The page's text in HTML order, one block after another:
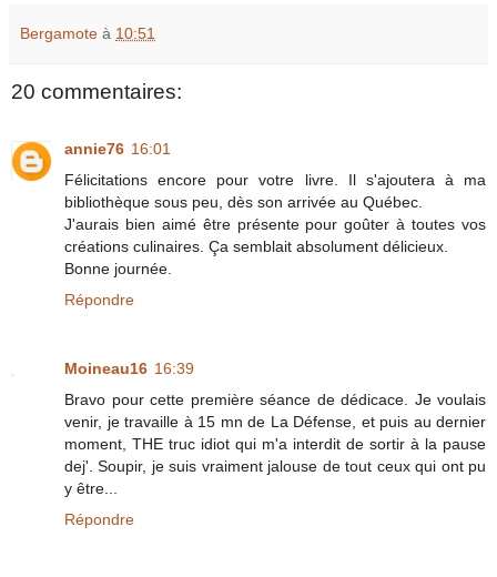
Bergamote à 10:51
20 commentaires:
annie76 16:01
Félicitations encore pour votre livre. Il s'ajoutera à ma
bibliothèque sous peu, dès son arrivée au Québec.
J'aurais bien aimé être présente pour goûter à toutes vos
créations culinaires. Ça semblait absolument délicieux.
Bonne journée.
Répondre
Moineau16 16:39
Bravo pour cette première séance de dédicace. Je voulais
venir, je travaille à 15 mn de La Défense, et puis au dernier
moment, THE truc idiot qui m'a interdit de sortir à la pause
dej'. Soupir, je suis vraiment jalouse de tout ceux qui ont pu
y être...
Répondre